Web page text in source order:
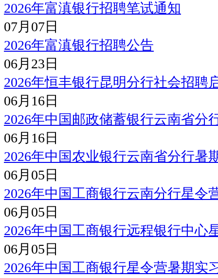
2026年富滇银行招聘笔试通知
07月07日
2026年富滇银行招聘公告
06月23日
2026年恒丰银行昆明分行社会招聘
06月16日
2026年中国邮政储蓄银行云南省分
06月16日
2026年中国农业银行云南省分行暑
06月05日
2026年中国工商银行云南分行星令
06月05日
2026年中国工商银行远程银行中心
06月05日
2026年中国工商银行星令营暑期实